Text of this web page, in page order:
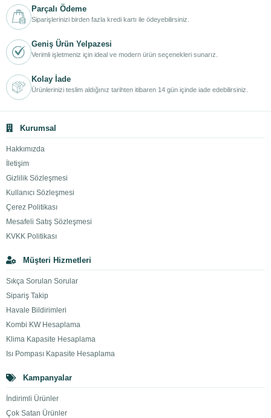
Parçalı Ödeme
Siparişlerinizi birden fazla kredi kartı ile ödeyebilirsiniz.
Geniş Ürün Yelpazesi
Verimli işletmeniz için ideal ve modern ürün seçenekleri sunarız.
Kolay İade
Ürünlerinizi teslim aldığınız tarihten itibaren 14 gün içinde iade edebilirsiniz.
Kurumsal
Hakkımızda
İletişim
Gizlilik Sözleşmesi
Kullanıcı Sözleşmesi
Çerez Politikası
Mesafeli Satış Sözleşmesi
KVKK Politikası
Müşteri Hizmetleri
Sıkça Sorulan Sorular
Sipariş Takip
Havale Bildirimleri
Kombi KW Hesaplama
Klima Kapasite Hesaplama
Isı Pompası Kapasite Hesaplama
Kampanyalar
İndirimli Ürünler
Çok Satan Ürünler